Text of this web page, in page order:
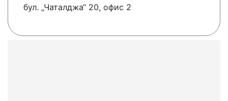
бул. „Чаталджа“ 20, офис 2